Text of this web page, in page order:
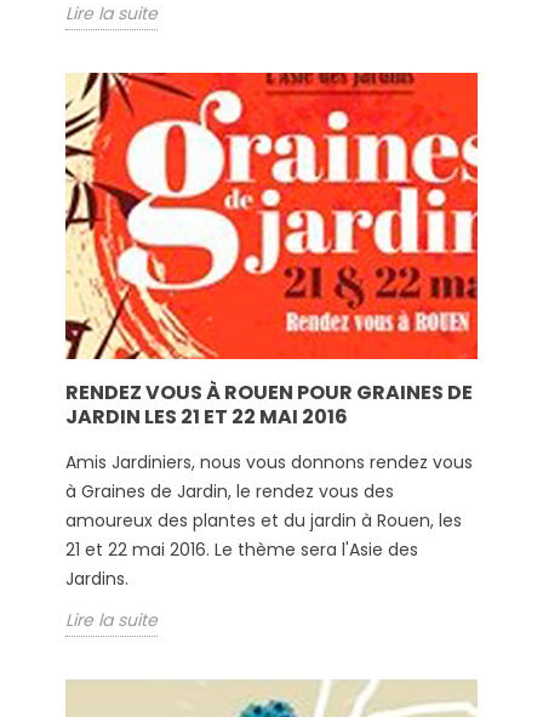
Lire la suite
RENDEZ VOUS À ROUEN POUR GRAINES DE
JARDIN LES 21 ET 22 MAI 2016
Amis Jardiniers, nous vous donnons rendez vous
à Graines de Jardin, le rendez vous des
amoureux des plantes et du jardin à Rouen, les
21 et 22 mai 2016. Le thème sera l'Asie des
Jardins.
Lire la suite